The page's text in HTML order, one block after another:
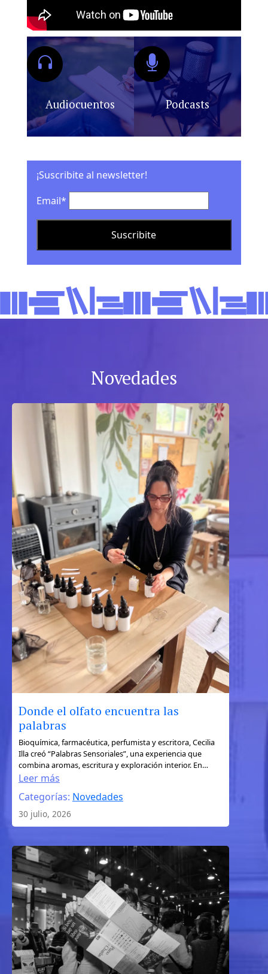
Audiocuentos Podcasts
¡Suscribite al newsletter!
Email*
Novedades
Donde el olfato encuentra las
palabras
Bioquímica, farmacéutica, perfumista y escritora, Cecilia
Illa creó “Palabras Sensoriales”, una experiencia que
combina aromas, escritura y exploración interior. En…
Leer más
:
Donde
el
olfato
encuentra
las
palabras
Categorías: Novedades
30 julio, 2026